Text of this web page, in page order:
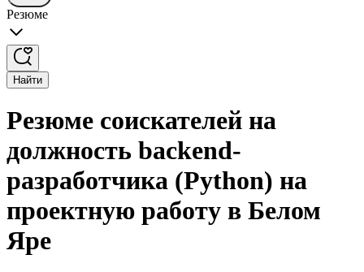
Резюме
Найти
Резюме соискателей на
должность backend-
разработчика (Python) на
проектную работу в Белом
Яре